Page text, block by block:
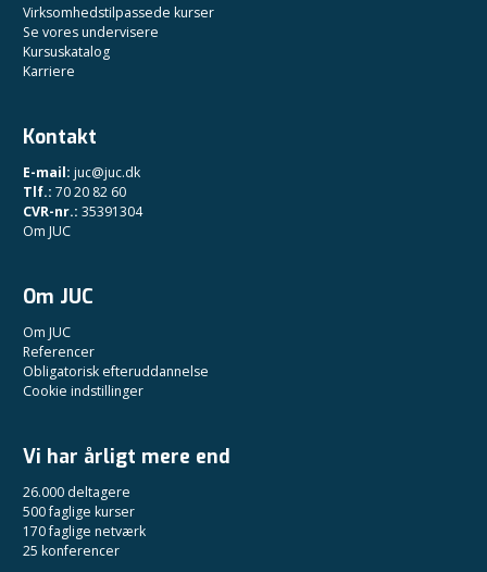
Virksomhedstilpassede kurser
Se vores undervisere
Kursuskatalog
Karriere
Kontakt
E-mail: juc@juc.dk
Tlf.: 70 20 82 60
CVR-nr.: 35391304
Om JUC
Om JUC
Om JUC
Referencer
Obligatorisk efteruddannelse
Cookie indstillinger
Vi har årligt mere end
26.000 deltagere
500 faglige kurser
170 faglige netværk
25 konferencer